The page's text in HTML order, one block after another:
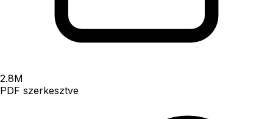
2.8M
PDF szerkesztve